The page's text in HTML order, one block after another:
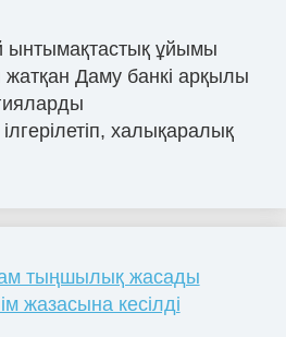
ынтымақтастық ұйымы
Даму банкі арқылы
халықаралық
тыңшылық жасады
жазасына кесілді